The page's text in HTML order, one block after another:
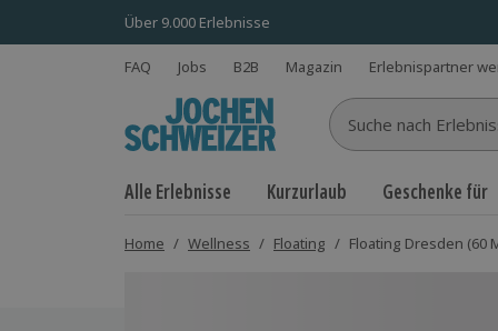
Über 9.000 Erlebnisse
FAQ Jobs B2B Magazin Erlebnispartner
Suche nach
Alle Erlebnisse Kurzurlaub Geschenke für
Home / Wellness / Floating / Floating Dresden (60